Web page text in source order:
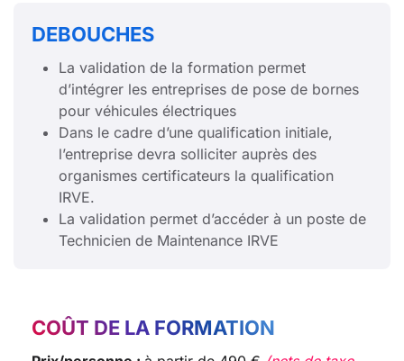
DEBOUCHES
La validation de la formation permet
d’intégrer les entreprises de pose de bornes
pour véhicules électriques
Dans le cadre d’une qualification initiale,
l’entreprise devra solliciter auprès des
organismes certificateurs la qualification
IRVE.
La validation permet d’accéder à un poste de
Technicien de Maintenance IRVE
COÛT DE LA FORMATION